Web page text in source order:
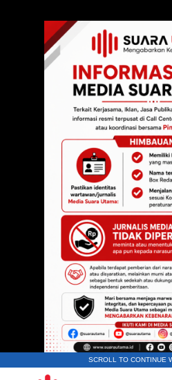
SCROLL TO CONTINUE